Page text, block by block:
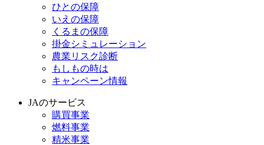
ひとの保障
いえの保障
くるまの保障
掛金シミュレーション
農業リスク診断
もしもの時は
キャンペーン情報
JAのサービス
購買事業
燃料事業
精米事業